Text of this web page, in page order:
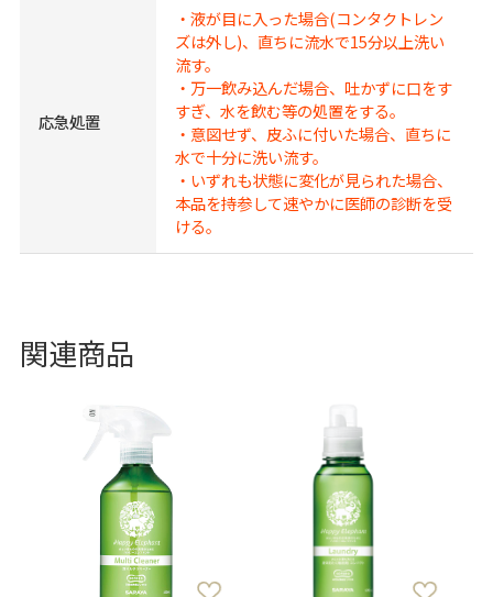
応急処置
・液が目に入った場合(コンタクトレン
ズは外し)、直ちに流水で15分以上洗い
流す。
・万一飲み込んだ場合、吐かずに口をす
すぎ、水を飲む等の処置をする。
・意図せず、皮ふに付いた場合、直ちに
水で十分に洗い流す。
・いずれも状態に変化が見られた場合、
本品を持参して速やかに医師の診断を受
ける。
関連商品